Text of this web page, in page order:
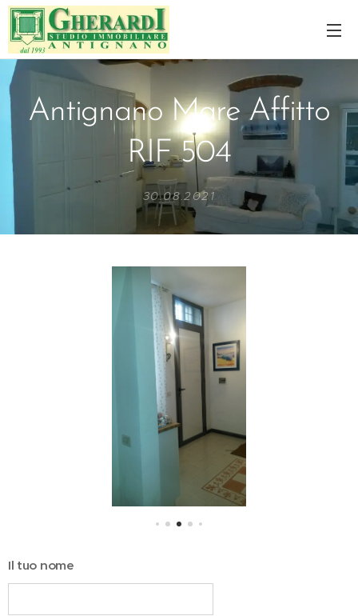
Antignano Mare Affitto
RIF 504
30.08.2021
Il tuo nome